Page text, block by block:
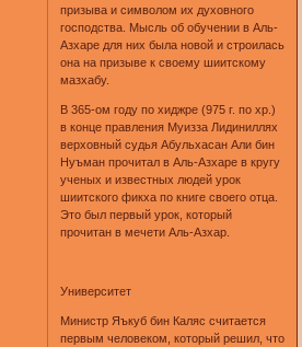
призыва и символом их духовного
господства. Мысль об обучении в Аль-
Азхаре для них была новой и строилась
она на призыве к своему шиитскому
мазхабу.
В 365-ом году по хиджре (975 г. по хр.)
в конце правления Муизза Лидиниллях
верховный судья Абульхасан Али бин
Нуъман прочитал в Аль-Азхаре в кругу
ученых и известных людей урок
шиитского фикха по книге своего отца.
Это был первый урок, который
прочитан в мечети Аль-Азхар.
Университет
Министр Яъкуб бин Каляс считается
первым человеком, который решил, что